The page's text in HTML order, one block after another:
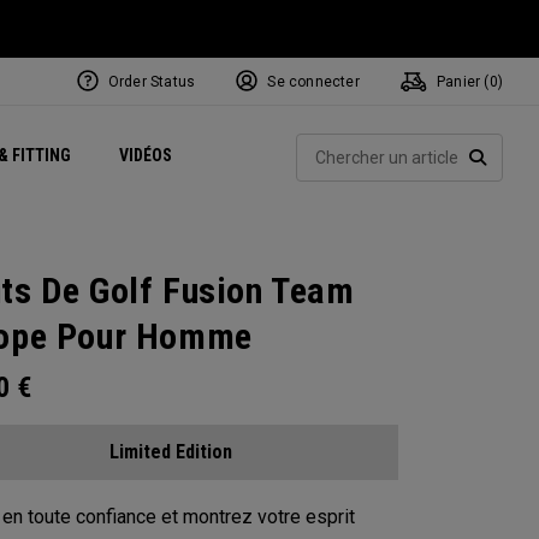
FITTING VIDÉOSExclusive Mavrik Complete Sets
Exclusivités - Balles de Golf
Juillet NEW Headwear
Women's Golf Balls
Exclusivités - Accessoires
Régionaux
Order Status Se connecter Panier ( 0)
De Golf Fusion Team
Pour Homme
€
Limited Edition
toute confiance et montrez votre esprit